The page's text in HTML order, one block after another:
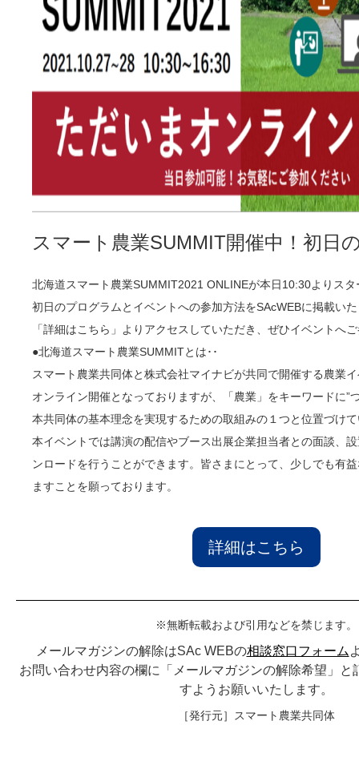
スマート農業SUMMIT開催中！初日
北海道スマート農業SUMMIT2021 ONLINEが本日10:30よりス
初日のプログラムとイベントへの参加方法をSAcWEBに掲載い
「詳細はこちら」よりアクセスしていただき、ぜひイベントへ
●北海道スマート農業SUMMITとは･･
スマート農業共同体と株式会社マイナビが共同で開催する農業
オンライン開催となっておりますが、「農業」をキーワードに”
本共同体の基本理念を実現するための取組みの１つと位置づけ
本イベントでは講演の配信やブース出展企業担当者との面談、
ンロードを行うことができます。皆さまにとって、少しでも有
ますことを願っております。
詳細はこちら
※無断転載および引用などを禁じます。
メールマガジンの解除はSAc WEBの相談窓口フォーム
お問い合わせ内容の欄に「メールマガジンの解除希望」と
すようお願いいたします。
［発行元］スマート農業共同体